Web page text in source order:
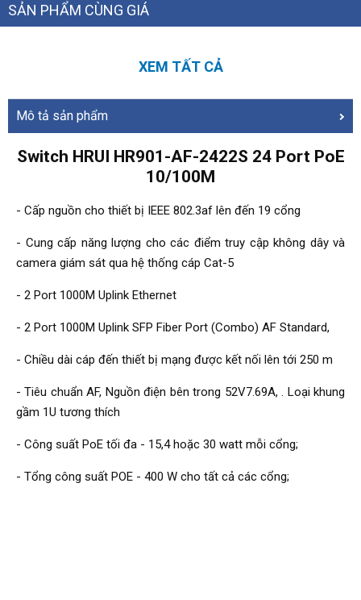
SẢN PHẨM CÙNG GIÁ
XEM TẤT CẢ
Mô tả sản phẩm
Switch HRUI HR901-AF-2422S 24 Port PoE
10/100M
- Cấp nguồn cho thiết bị IEEE 802.3af lên đến 19 cổng
- Cung cấp năng lượng cho các điểm truy cập không dây và
camera giám sát qua hệ thống cáp Cat-5
- 2 Port 1000M Uplink Ethernet
- 2 Port 1000M Uplink SFP Fiber Port (Combo) AF Standard,
- Chiều dài cáp đến thiết bị mạng được kết nối lên tới 250 m
- Tiêu chuẩn AF, Nguồn điện bên trong 52V7.69A, . Loại khung
gầm 1U tương thích
- Công suất PoE tối đa - 15,4 hoặc 30 watt mỗi cổng;
- Tổng công suất POE - 400 W cho tất cả các cổng;